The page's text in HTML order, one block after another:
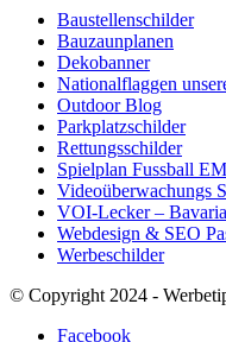
Baustellenschilder
Bauzaunplanen
Dekobanner
Nationalflaggen
Outdoor Blog
Parkplatzschilder
Rettungsschilder
Spielplan Fussball
Videoüberwachungs
VOI-Lecker –
Webdesign & SEO
Werbeschilder
© Copyright 2024 -
Facebook